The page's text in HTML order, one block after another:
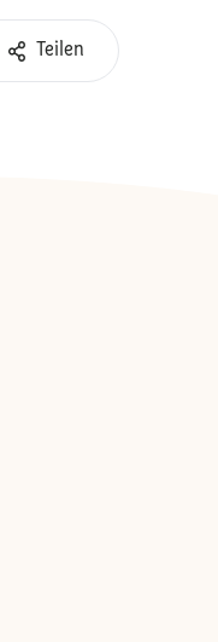
Teilen